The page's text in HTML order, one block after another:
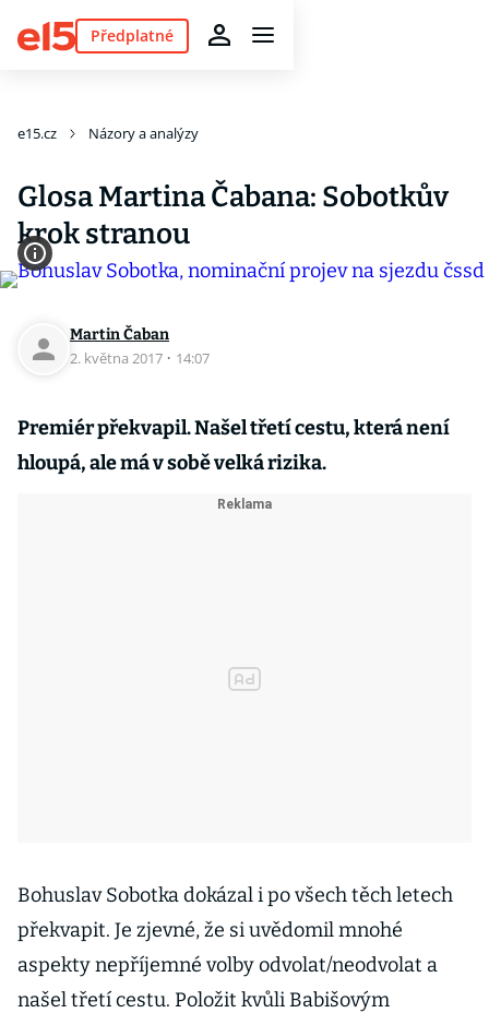
Předplatné
e15.cz Názory a analýzy
Glosa Martina Čabana: Sobotkův
krok stranou
Martin Čaban
2. května 2017 · 14:07
Premiér překvapil. Našel třetí cestu, která není
hloupá, ale má v sobě velká rizika.
Bohuslav Sobotka dokázal i po všech těch letech
překvapit. Je zjevné, že si uvědomil mnohé
aspekty nepříjemné volby odvolat/neodvolat a
našel třetí cestu. Položit kvůli Babišovým